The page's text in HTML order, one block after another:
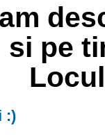
si pe
:)